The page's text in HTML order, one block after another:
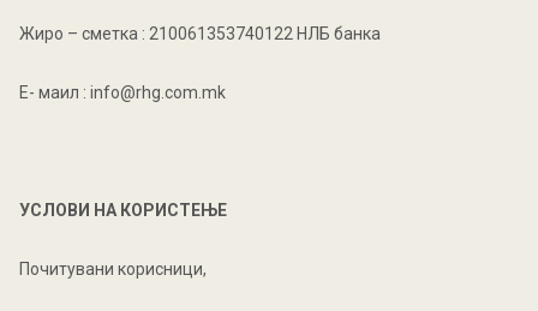
Жиро – сметка : 210061353740122 НЛБ банка
Е- маил : info@rhg.com.mk
УСЛОВИ НА КОРИСТЕЊЕ
Почитувани корисници,